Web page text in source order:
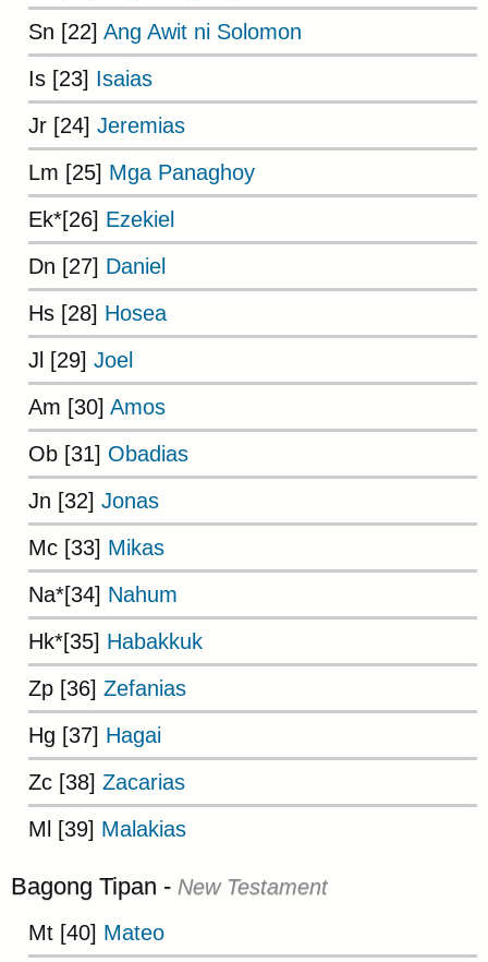
Sn [22] Ang Awit ni Solomon
Is [23] Isaias
Jr [24] Jeremias
Lm [25] Mga Panaghoy
Ek*[26] Ezekiel
Dn [27] Daniel
Hs [28] Hosea
Jl [29] Joel
Am [30] Amos
Ob [31] Obadias
Jn [32] Jonas
Mc [33] Mikas
Na*[34] Nahum
Hk*[35] Habakkuk
Zp [36] Zefanias
Hg [37] Hagai
Zc [38] Zacarias
Ml [39] Malakias
Bagong Tipan - New Testament
Mt [40] Mateo